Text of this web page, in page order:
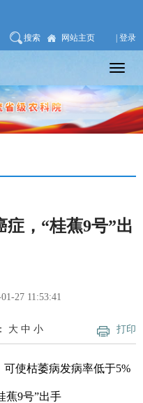
搜索 网站主页 | 登录
，“桂蕉9号”出
27 11:53:41
打印
大 中 小
使枯萎病发病率低于5%
蕉9号”出手